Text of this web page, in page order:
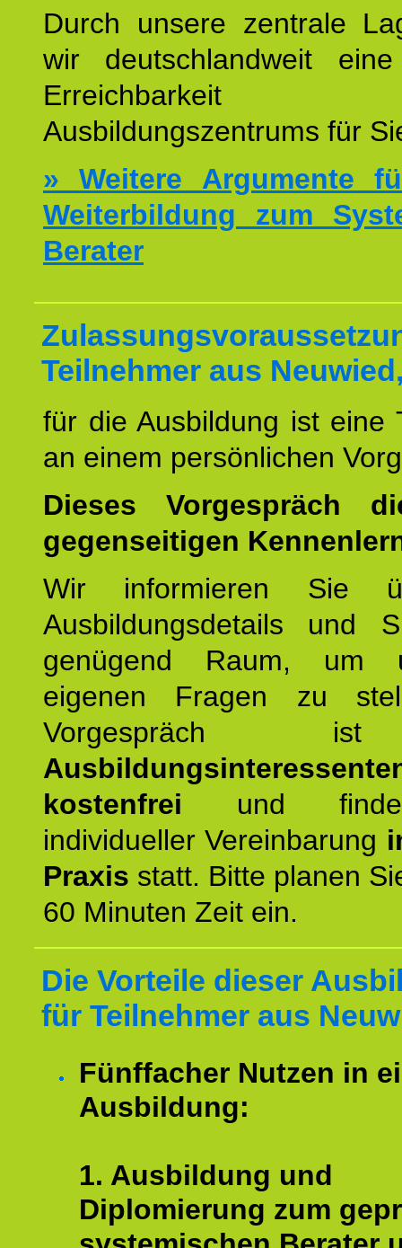
Durch unsere zentrale
wir deutschlandweit
Erreichbarkeit
Ausbildungszentrums für
» Weitere Argumente
Weiterbildung zum
Berater
Teilnehmer aus
für die Ausbildung ist eine
an einem persönlichen
Dieses Vorgespräch
gegenseitigen
Wir informieren Sie
Ausbildungsdetails und
genügend Raum, um
eigenen Fragen zu
kostenfrei und
individueller Vereinbarung
Praxis statt. Bitte planen
60 Minuten Zeit ein.
Die Vorteile dieser
für Teilnehmer aus
Fünffacher Nutzen in
Ausbildung:
1. Ausbildung und
Diplomierung zum